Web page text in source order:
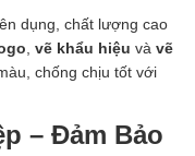
dụng, chất lượng cao
vẽ khẩu hiệu và vẽ
chống chịu tốt với
– Đảm Bảo